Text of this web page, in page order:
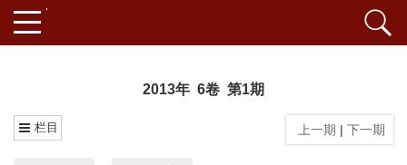
2013年 6卷 第1期
栏目 上一期 | 下一期